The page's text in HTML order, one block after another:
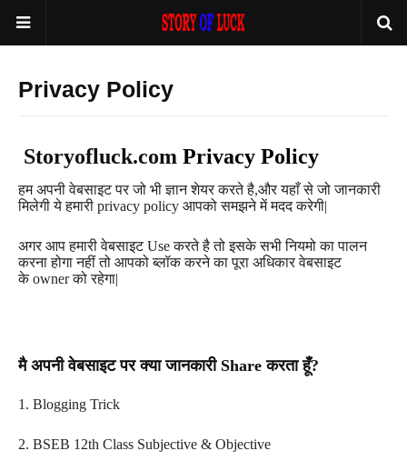
Privacy Policy
Storyofluck.com Privacy Policy
हम अपनी वेबसाइट पर जो भी ज्ञान शेयर करते है,और यहाँ से जो जानकारी
मिलेगी ये हमारी privacy policy आपको समझने में मदद करेगी|
अगर आप हमारी वेबसाइटUseकरते है तो इसके सभी नियमो का पालन
करना होगा नहीं तो आपको ब्लॉक करने का पूरा अधिकार वेबसाइट
केownerको रहेगा|
मै अपनी वेबसाइट पर क्या जानकारी Shareकरता हूँ?
1. Blogging Trick
2. BSEB 12th Class Subjective & Objective